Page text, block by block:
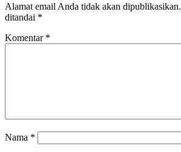
Alamat email Anda tidak akan dipublikasikan.
ditandai *
Komentar *
Nama *